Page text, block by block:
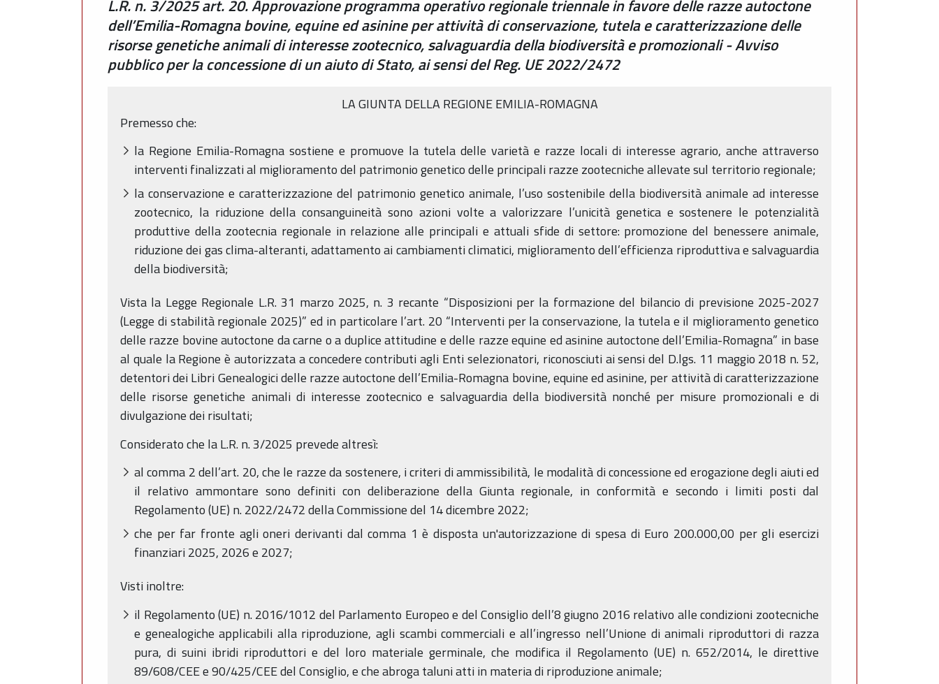
L.R. n. 3/2025 art. 20. Approvazione programma operativo regionale triennale in favore delle razze autoctone
dell’Emilia-Romagna bovine, equine ed asinine per attività di conservazione, tutela e caratterizzazione delle
risorse genetiche animali di interesse zootecnico, salvaguardia della biodiversità e promozionali - Avviso
pubblico per la concessione di un aiuto di Stato, ai sensi del Reg. UE 2022/2472
LA GIUNTA DELLA REGIONE EMILIA-ROMAGNA
Premesso che:
la Regione Emilia-Romagna sostiene e promuove la tutela delle varietà e razze locali di interesse agrario, anche attraverso
interventi finalizzati al miglioramento del patrimonio genetico delle principali razze zootecniche allevate sul territorio regionale;
la conservazione e caratterizzazione del patrimonio genetico animale, l’uso sostenibile della biodiversità animale ad interesse
zootecnico, la riduzione della consanguineità sono azioni volte a valorizzare l’unicità genetica e sostenere le potenzialità
produttive della zootecnia regionale in relazione alle principali e attuali sfide di settore: promozione del benessere animale,
riduzione dei gas clima-alteranti, adattamento ai cambiamenti climatici, miglioramento dell’efficienza riproduttiva e salvaguardia
della biodiversità;
Vista la Legge Regionale L.R. 31 marzo 2025, n. 3 recante “Disposizioni per la formazione del bilancio di previsione 2025-2027
(Legge di stabilità regionale 2025)” ed in particolare l’art. 20 “Interventi per la conservazione, la tutela e il miglioramento genetico
delle razze bovine autoctone da carne o a duplice attitudine e delle razze equine ed asinine autoctone dell’Emilia-Romagna” in base
al quale la Regione è autorizzata a concedere contributi agli Enti selezionatori, riconosciuti ai sensi del D.lgs. 11 maggio 2018 n. 52,
detentori dei Libri Genealogici delle razze autoctone dell’Emilia-Romagna bovine, equine ed asinine, per attività di caratterizzazione
delle risorse genetiche animali di interesse zootecnico e salvaguardia della biodiversità nonché per misure promozionali e di
divulgazione dei risultati;
Considerato che la L.R. n. 3/2025 prevede altresì:
al comma 2 dell’art. 20, che le razze da sostenere, i criteri di ammissibilità, le modalità di concessione ed erogazione degli aiuti ed
il relativo ammontare sono definiti con deliberazione della Giunta regionale, in conformità e secondo i limiti posti dal
Regolamento (UE) n. 2022/2472 della Commissione del 14 dicembre 2022;
che per far fronte agli oneri derivanti dal comma 1 è disposta un'autorizzazione di spesa di Euro 200.000,00 per gli esercizi
finanziari 2025, 2026 e 2027;
Visti inoltre:
il Regolamento (UE) n. 2016/1012 del Parlamento Europeo e del Consiglio dell’8 giugno 2016 relativo alle condizioni zootecniche
e genealogiche applicabili alla riproduzione, agli scambi commerciali e all’ingresso nell’Unione di animali riproduttori di razza
pura, di suini ibridi riproduttori e del loro materiale germinale, che modifica il Regolamento (UE) n. 652/2014, le direttive
89/608/CEE e 90/425/CEE del Consiglio, e che abroga taluni atti in materia di riproduzione animale;